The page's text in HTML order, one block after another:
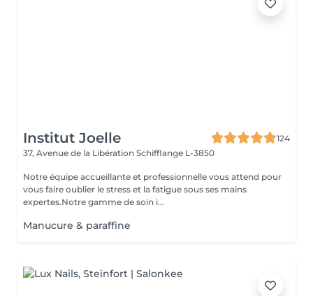
Institut Joelle
124
37, Avenue de la Libération Schifflange L-3850
Notre équipe accueillante et professionnelle vous attend pour
vous faire oublier le stress et la fatigue sous ses mains
expertes.Notre gamme de soin i...
Manucure & paraffine